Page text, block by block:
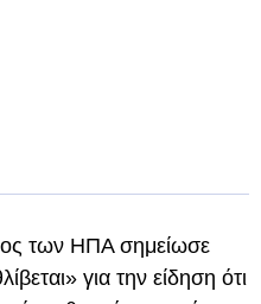
των ΗΠΑ σημείωσε
για την είδηση ότι